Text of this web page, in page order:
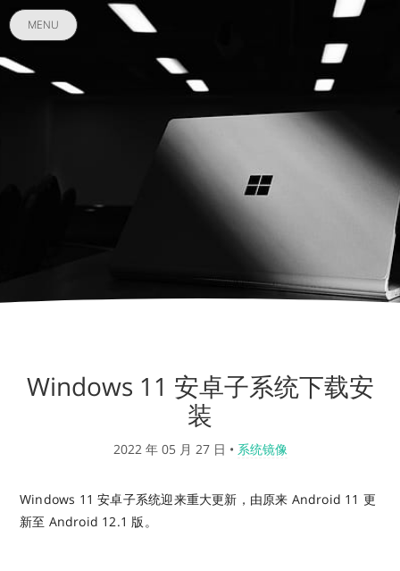
MENU
Windows 11 安卓子系统下载安
装
2022 年 05 月 27 日 • 系统镜像
Windows 11 安卓子系统迎来重大更新，由原来 Android 11 更
新至 Android 12.1 版。